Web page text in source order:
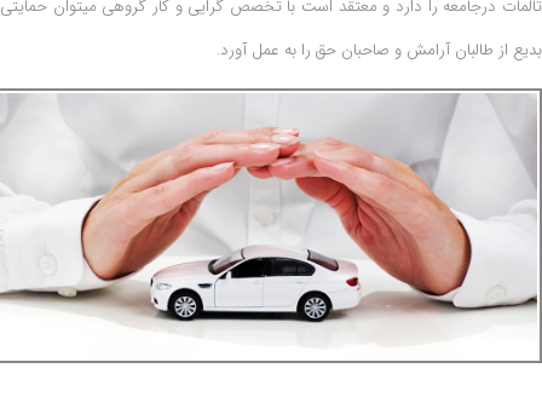
درجامعه را دارد و معتقد است با تخصص گرایی و کار گروهی میتوان حمایتی
از طالبان آرامش و صاحبان حق را به عمل آورد.